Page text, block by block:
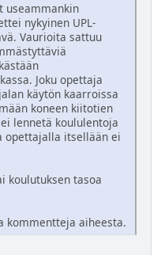
useammankin
nykyinen UPL-
Vaurioita sattuu
Joku opettaja
käytön kaarroissa
koneen kiitotien
lennetä koululentoja
opettajalla itsellään ei
koulutuksen tasoa
kommentteja aiheesta.